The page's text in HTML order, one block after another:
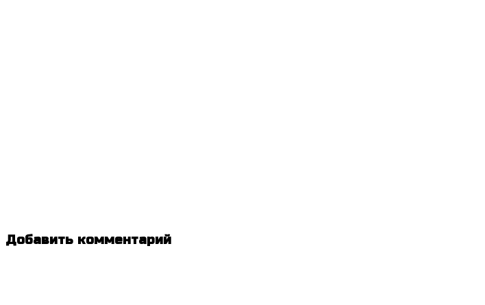
Добавить комментарий